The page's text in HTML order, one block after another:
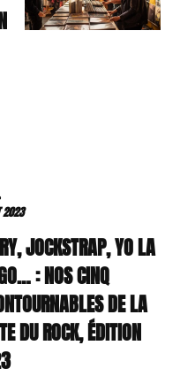
2023
JOCKSTRAP, YO LA
: NOS CINQ
DE LA
DU ROCK, ÉDITION